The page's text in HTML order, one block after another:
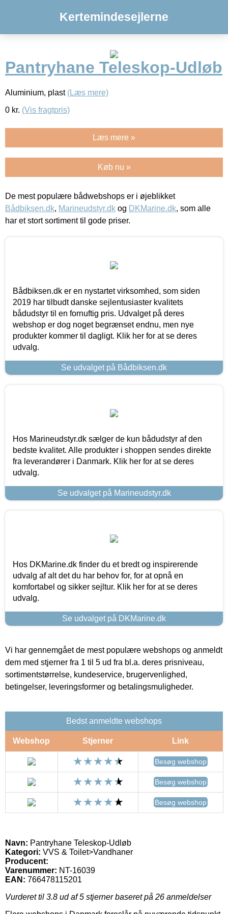
Kertemindesejlerne
Pantryhane Teleskop-Udløb
Aluminium, plast (Læs mere)
0 kr. (Vis fragtpris)
Læs mere »
Køb nu »
De mest populære bådwebshops er i øjeblikket
Bådbiksen.dk, Marineudstyr.dk og DKMarine.dk, som alle
har et stort sortiment til gode priser.
Bådbiksen.dk er en nystartet virksomhed, som siden
2019 har tilbudt danske sejlentusiaster kvalitets
bådudstyr til en fornuftig pris. Udvalget på deres
webshop er dog noget begrænset endnu, men nye
produkter kommer til dagligt. Klik her for at se deres
udvalg.
Se udvalget på Bådbiksen.dk
Hos Marineudstyr.dk sælger de kun bådudstyr af den
bedste kvalitet. Alle produkter i shoppen sendes direkte
fra leverandører i Danmark. Klik her for at se deres
udvalg.
Se udvalget på Marineudstyr.dk
Hos DKMarine.dk finder du et bredt og inspirerende
udvalg af alt det du har behov for, for at opnå en
komfortabel og sikker sejltur. Klik her for at se deres
udvalg.
Se udvalget på DKMarine.dk
Vi har gennemgået de mest populære webshops og anmeldt
dem med stjerner fra 1 til 5 ud fra bl.a. deres prisniveau,
sortimentstørrelse, kundeservice, brugervenlighed,
betingelser, leveringsformer og betalingsmuligheder.
Bedst anmeldte webshops
Webshop Stjerner Link
Besøg webshop
Besøg webshop
Besøg webshop
Navn: Pantryhane Teleskop-Udløb
Kategori: VVS & Toilet>Vandhaner
Producent:
Varenummer: NT-16039
EAN: 766478115201
Vurderet til 3.8 ud af 5 stjerner baseret på 26 anmeldelser